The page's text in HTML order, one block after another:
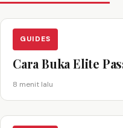
GUIDES
Cara Buka Elite
8 menit lalu